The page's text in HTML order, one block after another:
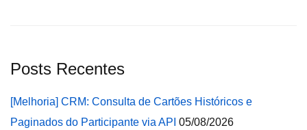
Posts Recentes
[Melhoria] CRM: Consulta de Cartões Históricos e
Paginados do Participante via API 05/08/2026